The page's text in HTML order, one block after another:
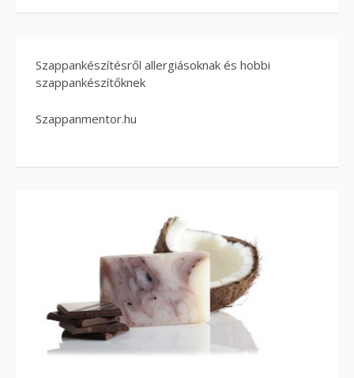
Szappankészítésről allergiásoknak és hobbi
szappankészítőknek
Szappanmentor.hu